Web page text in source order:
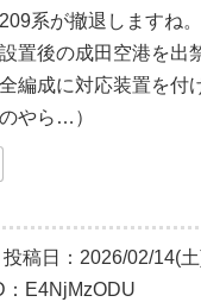
系が撤退しますね。
設置後の成田空港を出
編成に対応装置を付
やら…）
投稿日：2026/02/14(
：E4NjMzODU